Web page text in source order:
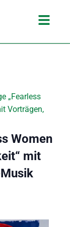
Main
„Fearless
Vorträgen,
Women
mit